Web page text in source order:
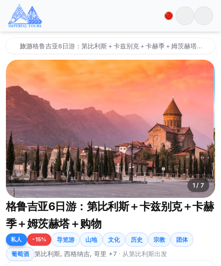
旅游 格鲁吉亚6日游：第比利斯＋卡兹别克＋卡赫季＋姆茨赫塔＋购物
1 / 7
格鲁吉亚6日游：第比利斯＋卡兹别克＋卡赫
季＋姆茨赫塔＋购物
私人 -15% 导览游 山地 文化 历史 宗教
团体
葡萄酒
第比利斯, 西格纳吉, 哥里 +7 · 从第比利斯出发